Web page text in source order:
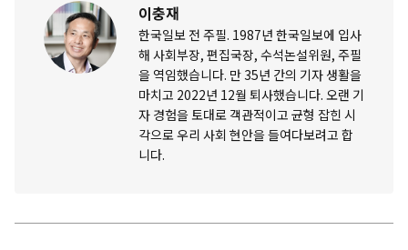
이충재
한국일보 전 주필. 1987년 한국일보에 입사
해 사회부장, 편집국장, 수석논설위원, 주필
을 역임했습니다. 만 35년 간의 기자 생활을
마치고 2022년 12월 퇴사했습니다. 오랜 기
자 경험을 토대로 객관적이고 균형 잡힌 시
각으로 우리 사회 현안을 들여다보려고 합
니다.